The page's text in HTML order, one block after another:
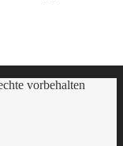
vorbehalten